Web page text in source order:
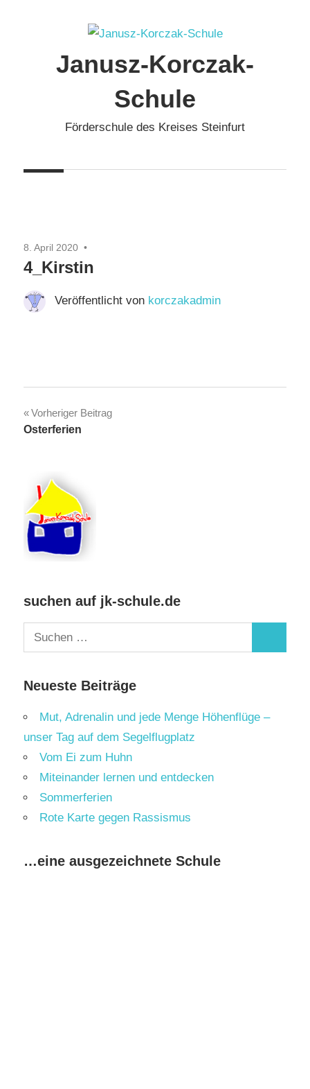
Janusz-Korczak-
Schule
Förderschule des Kreises Steinfurt
8. April 2020
4_Kirstin
Veröffentlicht von korczakadmin
Beitragsnavigation
Vorheriger Beitrag
Osterferien
suchen auf jk-schule.de
Suchen
nach:
Neueste Beiträge
Mut, Adrenalin und jede Menge Höhenflüge –
unser Tag auf dem Segelflugplatz
Vom Ei zum Huhn
Miteinander lernen und entdecken
Sommerferien
Rote Karte gegen Rassismus
…eine ausgezeichnete Schule